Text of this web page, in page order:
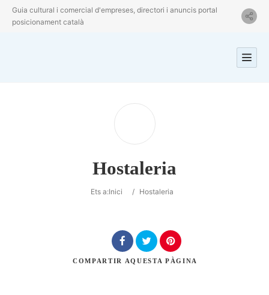
Guia cultural i comercial d'empreses, directori i anuncis portal
posicionament català
Hostaleria
Ets a:Inici / Hostaleria
COMPARTIR AQUESTA PÀGINA